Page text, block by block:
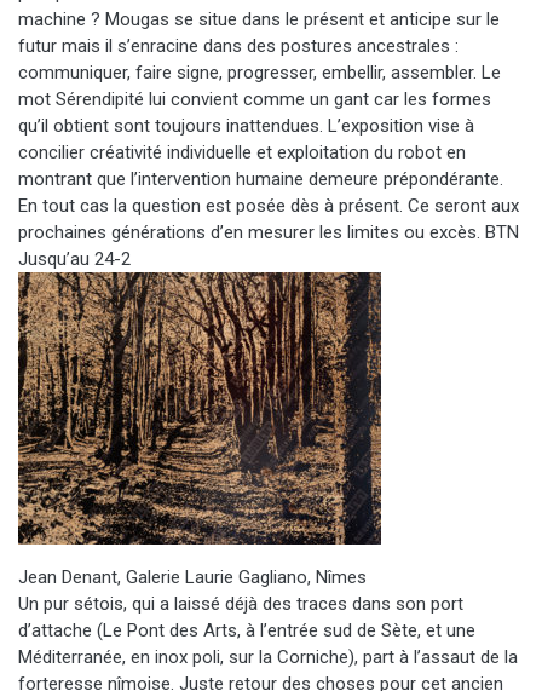
machine ? Mougas se situe dans le présent et anticipe sur le
futur mais il s’enracine dans des postures ancestrales :
communiquer, faire signe, progresser, embellir, assembler. Le
mot Sérendipité lui convient comme un gant car les formes
qu’il obtient sont toujours inattendues. L’exposition vise à
concilier créativité individuelle et exploitation du robot en
montrant que l’intervention humaine demeure prépondérante.
En tout cas la question est posée dès à présent. Ce seront aux
prochaines générations d’en mesurer les limites ou excès. BTN
Jusqu’au 24-2
Jean Denant, Galerie Laurie Gagliano, Nîmes
Un pur sétois, qui a laissé déjà des traces dans son port
d’attache (Le Pont des Arts, à l’entrée sud de Sète, et une
Méditerranée, en inox poli, sur la Corniche), part à l’assaut de la
forteresse nîmoise. Juste retour des choses pour cet ancien